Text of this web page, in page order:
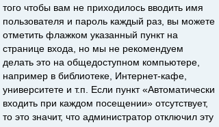
того чтобы вам не приходилось вводить имя
пользователя и пароль каждый раз, вы можете
отметить флажком указанный пункт на
странице входа, но мы не рекомендуем
делать это на общедоступном компьютере,
например в библиотеке, Интернет-кафе,
университете и т.п. Если пункт «Автоматически
входить при каждом посещении» отсутствует,
то это значит, что администратор отключил эту